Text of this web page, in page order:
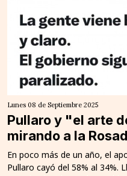
Lunes 08 de Septiembre 2025
Pullaro y "el arte
mirando a la
En poco más de un año, el
Pullaro cayó del 58% al 34%.